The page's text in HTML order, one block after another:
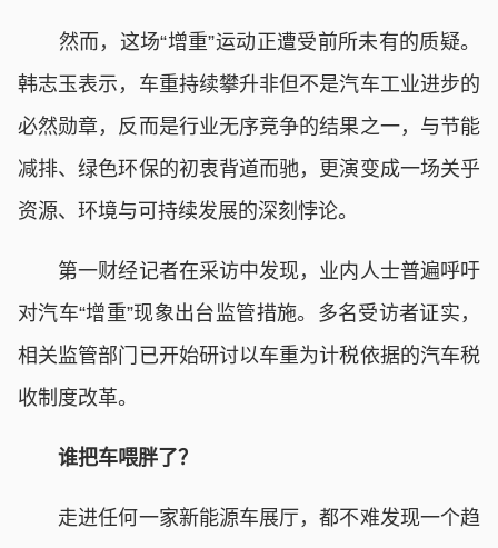
然而，这场“增重”运动正遭受前所未有的质疑。
韩志玉表示，车重持续攀升非但不是汽车工业进步的
必然勋章，反而是行业无序竞争的结果之一，与节能
减排、绿色环保的初衷背道而驰，更演变成一场关乎
资源、环境与可持续发展的深刻悖论。
第一财经记者在采访中发现，业内人士普遍呼吁
对汽车“增重”现象出台监管措施。多名受访者证实，
相关监管部门已开始研讨以车重为计税依据的汽车税
收制度改革。
谁把车喂胖了？
走进任何一家新能源车展厅，都不难发现一个趋